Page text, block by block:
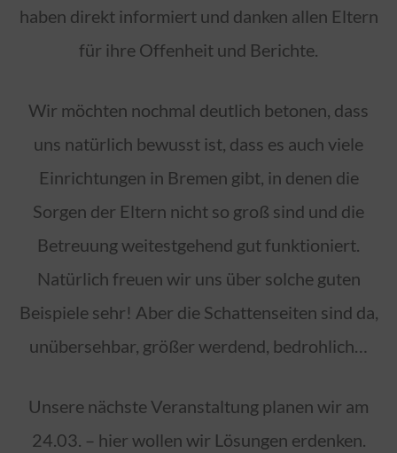
haben direkt informiert und danken allen Eltern
für ihre Offenheit und Berichte.
Wir möchten nochmal deutlich betonen, dass
uns natürlich bewusst ist, dass es auch viele
Einrichtungen in Bremen gibt, in denen die
Sorgen der Eltern nicht so groß sind und die
Betreuung weitestgehend gut funktioniert.
Natürlich freuen wir uns über solche guten
Beispiele sehr! Aber die Schattenseiten sind da,
unübersehbar, größer werdend, bedrohlich…
Unsere nächste Veranstaltung planen wir am
24.03. – hier wollen wir Lösungen erdenken.